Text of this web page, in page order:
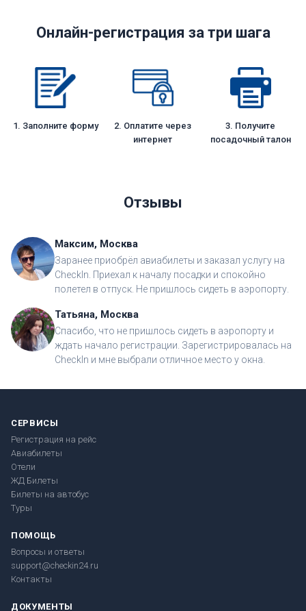
Онлайн-регистрация за три шага
1. Заполните форму
2. Оплатите через
интернет
3. Получите
посадочный талон
Отзывы
Максим, Москва
Заранее приобрёл авиабилеты и заказал услугу на
CheckIn. Приехал к началу посадки и спокойно
полетел в отпуск. Не пришлось сидеть в аэропорту.
Татьяна, Москва
Спасибо, что не пришлось сидеть в аэропорту и
ждать начало регистрации. Зарегистрировалась на
CheckIn и мне выбрали отличное место у окна.
СЕРВИСЫ
Регистрация на рейс
Авиабилеты
Отели
ЖД Билеты
Билеты на автобус
Туры
ПОМОЩЬ
Вопросы и ответы
support@checkin24.ru
Контакты
ДОКУМЕНТЫ